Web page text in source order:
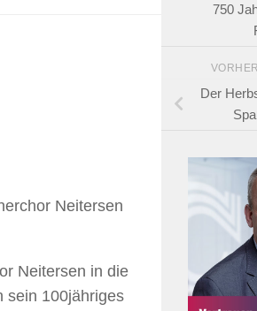
Neitersen
Neitersen in die
sein 100jähriges
750
Der